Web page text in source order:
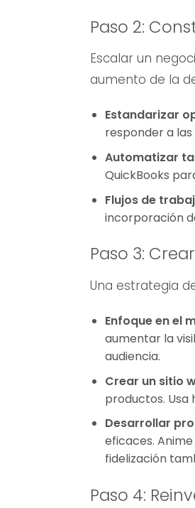
Paso 2:
Escalar un
aumento de la
Estandarizar
responder a
Automatizar
QuickBooks
Flujos de
incorporación
Paso 3:
Una estrategia
Enfoque en el
aumentar la
audiencia.
Crear un sitio
productos. Usa
Desarrollar
eficaces.
fidelización
Paso 4: